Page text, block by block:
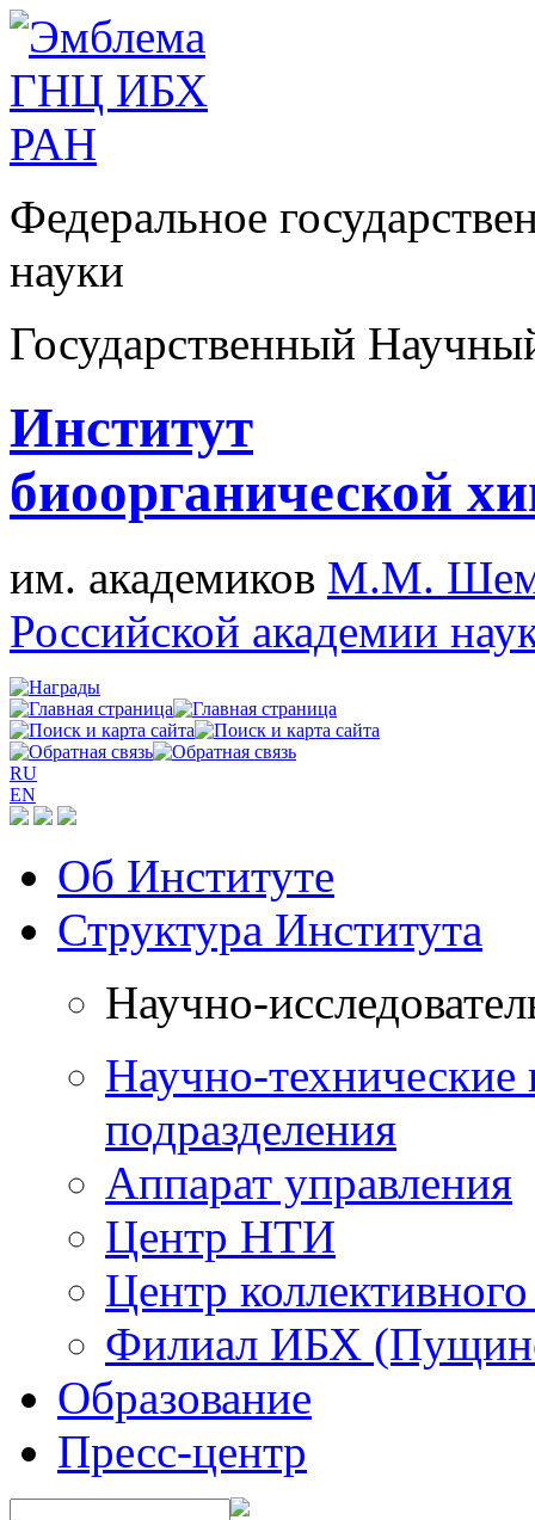
Федеральное
науки
Государственный
Институт
биоорганической
им. академиков М.М.
Российской академии
RU
EN
Об Институте
Структура Института
Научно-
Научно-технические
подразделения
Аппарат управления
Центр НТИ
Центр
Филиал ИБХ
Образование
Пресс-центр